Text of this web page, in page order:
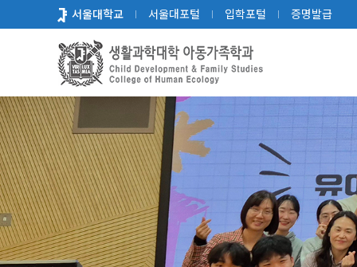
로
뉴
서울대학교 서울대포털 입학포털 증명발급